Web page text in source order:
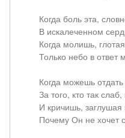
Когда боль эта,
В искалеченном
Когда молишь,
Только небо в ответ
Когда можешь отдать
За того, кто так
И кричишь, заглушая
Почему Он не хочет